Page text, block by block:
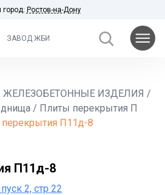
город: Ростов-на-Дону
ЗАВОД ЖБИ
ЖЕЛЕЗОБЕТОННЫЕ ИЗДЕЛИЯ /
/ Плиты перекрытия П
перекрытия П11д-8
П11д-8
2, стр 22